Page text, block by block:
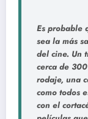
Es probable
sea la más
del cine. Un
cerca de
rodaje, una
como todos
con el